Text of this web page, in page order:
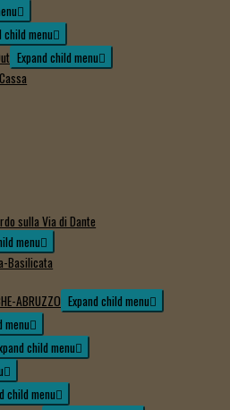
child menu
Expand child menu
Cassa
sulla Via di Dante
menu
Basilicata
ABRUZZO Expand child menu
menu
child menu
child menu